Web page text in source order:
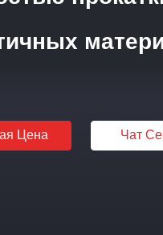
Цена Чат